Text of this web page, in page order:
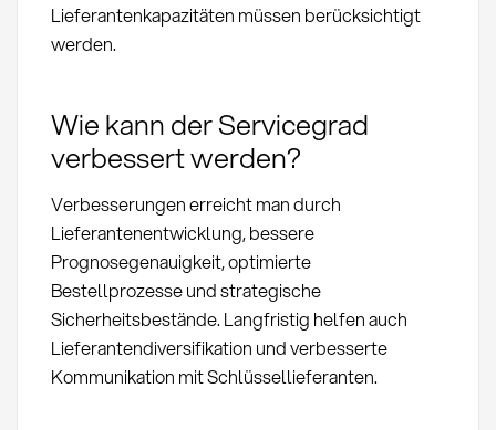
Lieferantenkapazitäten müssen berücksichtigt
werden.
Wie kann der Servicegrad
verbessert werden?
Verbesserungen erreicht man durch
Lieferantenentwicklung, bessere
Prognosegenauigkeit, optimierte
Bestellprozesse und strategische
Sicherheitsbestände. Langfristig helfen auch
Lieferantendiversifikation und verbesserte
Kommunikation mit Schlüssellieferanten.